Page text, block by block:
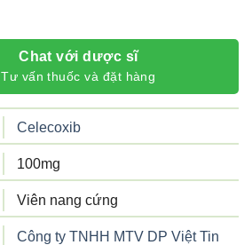
Chat với dược sĩ
Tư vấn thuốc và đặt hàng
Celecoxib
100mg
Viên nang cứng
Công ty TNHH MTV DP Việt Tin